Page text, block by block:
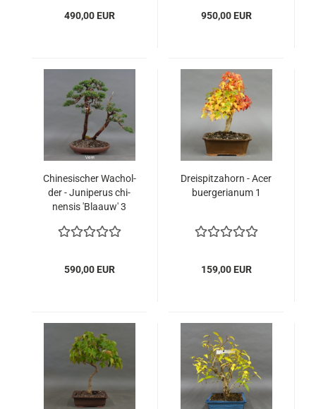
490,00 EUR 950,00 EUR
Chi­ne­si­scher Wa­chol­
der - Ju­ni­pe­rus chi­
nen­sis 'Bla­auw' 3
590,00 EUR
Drei­spit­z­ahorn - Acer
buer­ge­ri­a­num 1
159,00 EUR